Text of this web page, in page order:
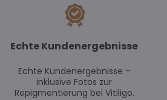
Echte Kundenergebnisse
Echte Kundenergebnisse –
inklusive Fotos zur
Repigmentierung bei Vitiligo.